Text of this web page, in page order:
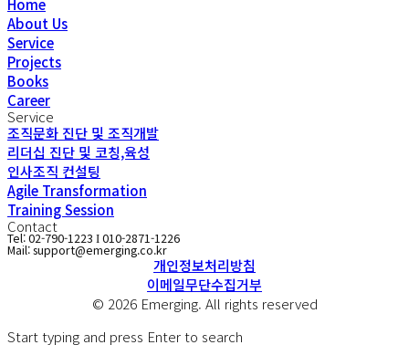
Home
About Us
Service
Projects
Books
Career
Service
조직문화 진단 및 조직개발
리더십 진단 및 코칭,육성
인사조직 컨설팅
Agile Transformation
Training Session
Contact
Tel: 02-790-1223 I 010-2871-1226
Mail: support@emerging.co.kr
개인정보처리방침
이메일무단수집거부
© 2026 Emerging. All rights reserved
Start typing and press Enter to search